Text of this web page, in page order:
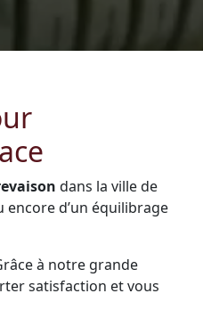
dans la ville de
encore d’un équilibrage
à notre grande
satisfaction et vous